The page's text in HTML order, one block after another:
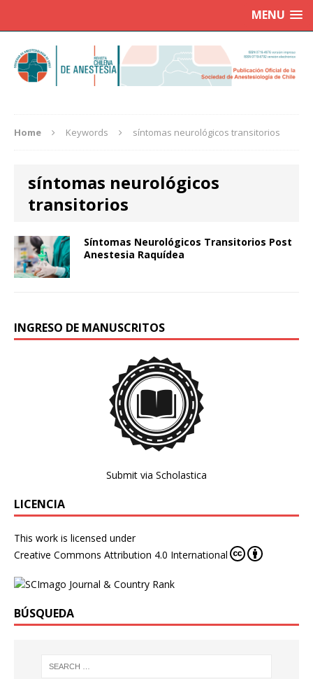
MENU
Home Keywords síntomas neurológicos transitorios
síntomas neurológicos
transitorios
Síntomas Neurológicos Transitorios Post
Anestesia Raquídea
INGRESO DE MANUSCRITOS
Submit via Scholastica
LICENCIA
This work is licensed under
Creative Commons Attribution 4.0 International
BÚSQUEDA